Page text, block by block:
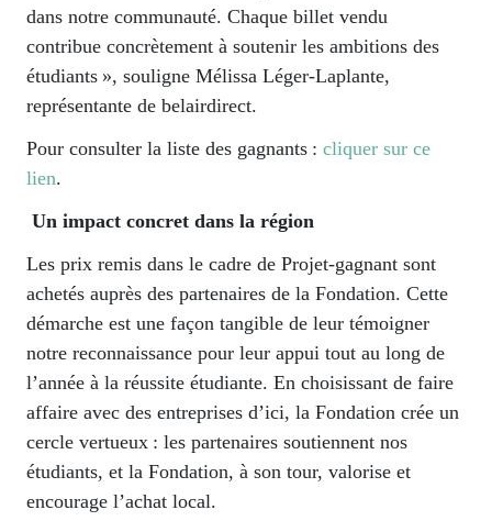
dans notre communauté. Chaque billet vendu
contribue concrètement à soutenir les ambitions des
étudiants », souligne Mélissa Léger-Laplante,
représentante de belairdirect.
Pour consulter la liste des gagnants : cliquer sur ce
lien.
Un impact concret dans la région
Les prix remis dans le cadre de Projet-gagnant sont
achetés auprès des partenaires de la Fondation. Cette
démarche est une façon tangible de leur témoigner
notre reconnaissance pour leur appui tout au long de
l’année à la réussite étudiante. En choisissant de faire
affaire avec des entreprises d’ici, la Fondation crée un
cercle vertueux : les partenaires soutiennent nos
étudiants, et la Fondation, à son tour, valorise et
encourage l’achat local.